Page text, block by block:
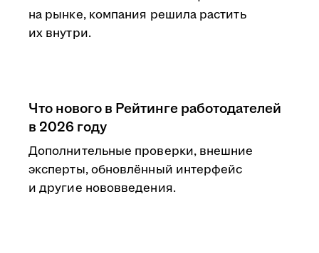
на рынке, компания решила растить
их внутри.
Что нового в Рейтинге работодателей
в 2026 году
Дополнительные проверки, внешние
эксперты, обновлённый интерфейс
и другие нововведения.